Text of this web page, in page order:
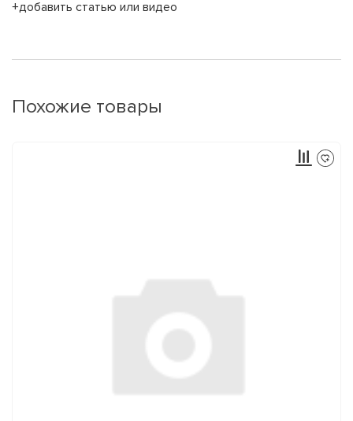
+добавить статью или видео
Похожие товары